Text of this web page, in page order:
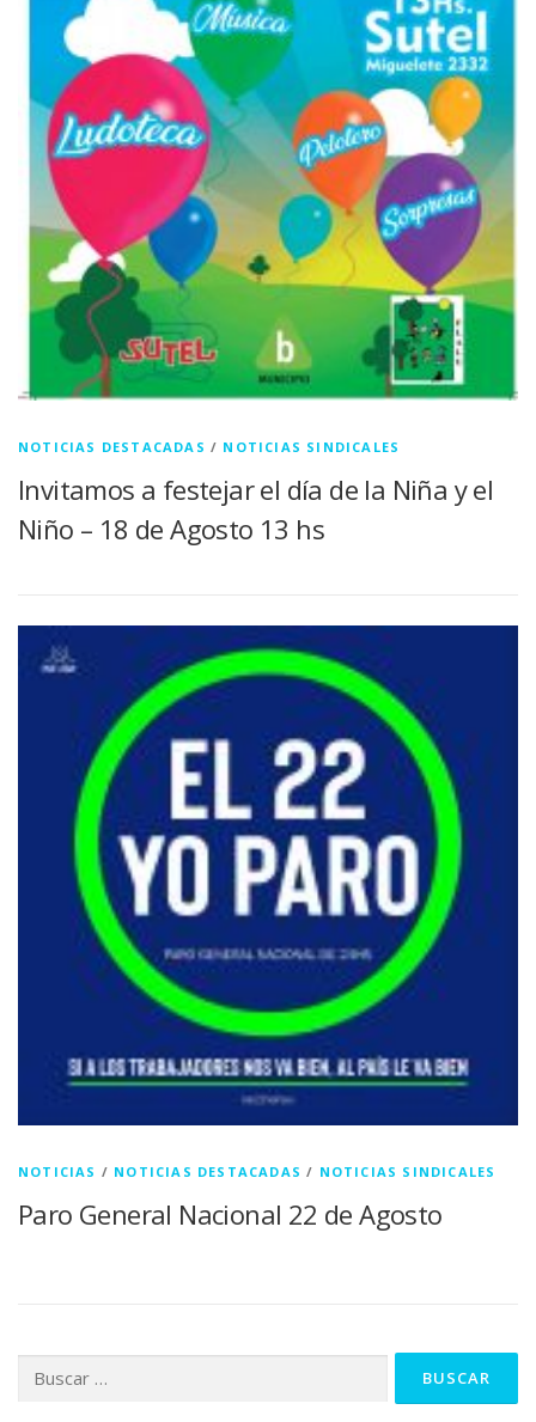
NOTICIAS DESTACADAS / NOTICIAS SINDICALES
Invitamos a festejar el día de la Niña y el
Niño – 18 de Agosto 13 hs
NOTICIAS / NOTICIAS DESTACADAS / NOTICIAS SINDICALES
Paro General Nacional 22 de Agosto